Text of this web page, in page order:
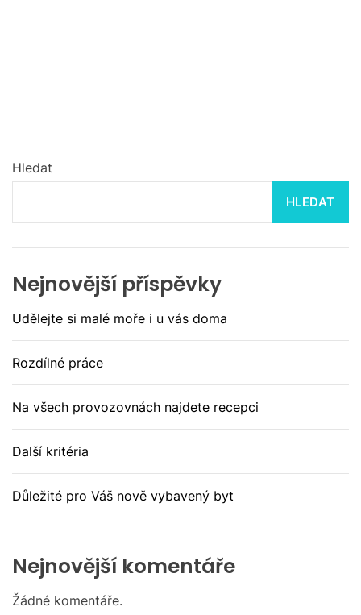
Hledat
HLEDAT
Nejnovější příspěvky
Udělejte si malé moře i u vás doma
Rozdílné práce
Na všech provozovnách najdete recepci
Další kritéria
Důležité pro Váš nově vybavený byt
Nejnovější komentáře
Žádné komentáře.